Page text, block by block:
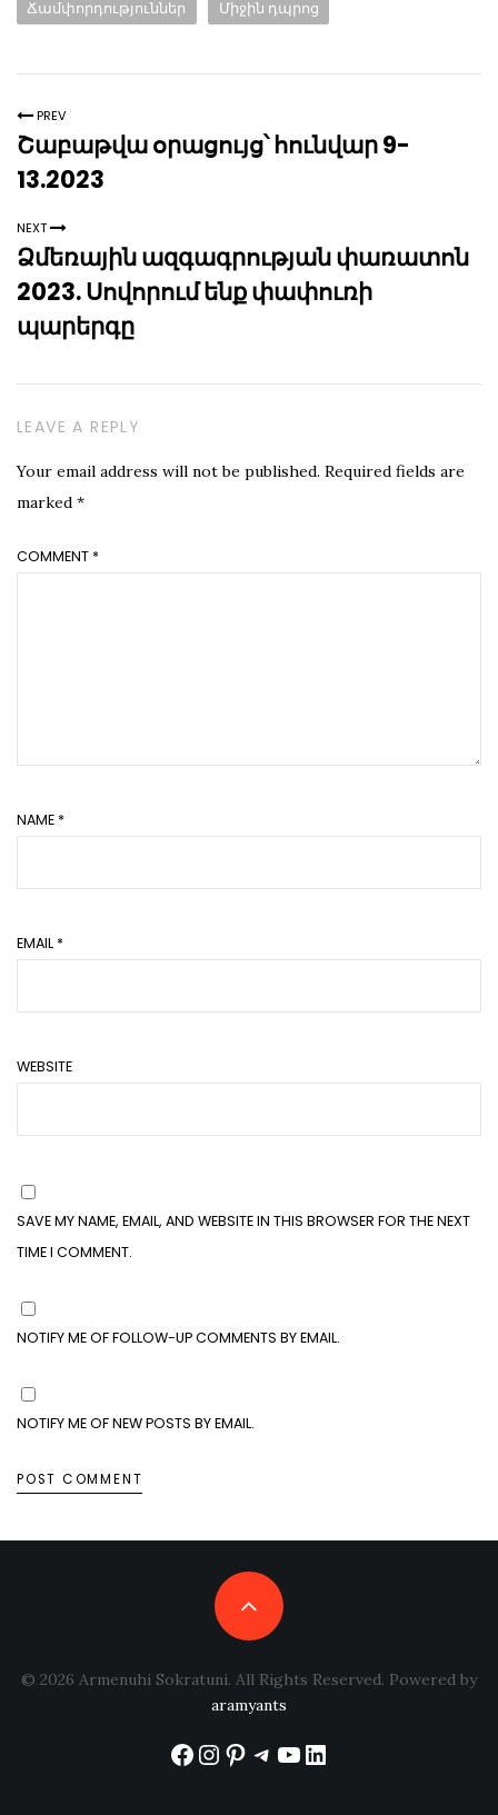
Ճամփորդություններ Միջին դպրոց
PREV
Շաբաթվա օրացույց՝ հունվար 9-
13.2023
NEXT
Ձմեռային ազգագրության փառատոն
2023. Սովորում ենք փափուռի
պարերգը
LEAVE A REPLY
Your email address will not be published. Required fields are
marked *
COMMENT *
NAME *
EMAIL *
WEBSITE
SAVE MY NAME, EMAIL, AND WEBSITE IN THIS BROWSER FOR THE NEXT
TIME I COMMENT.
NOTIFY ME OF FOLLOW-UP COMMENTS BY EMAIL.
NOTIFY ME OF NEW POSTS BY EMAIL.
© 2026 Armenuhi Sokratuni. All Rights Reserved. Powered by
aramyants
Facebook
Instagram
Pinterest
Telegram
YouTube
LinkedIn